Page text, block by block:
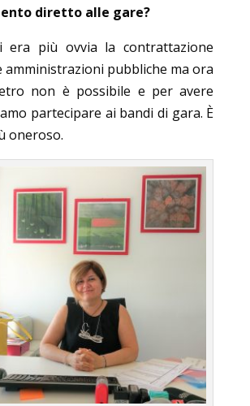
diretto alle gare?
era più ovvia la contrattazione
amministrazioni pubbliche ma ora
non è possibile e per avere
partecipare ai bandi di gara. È
oneroso.